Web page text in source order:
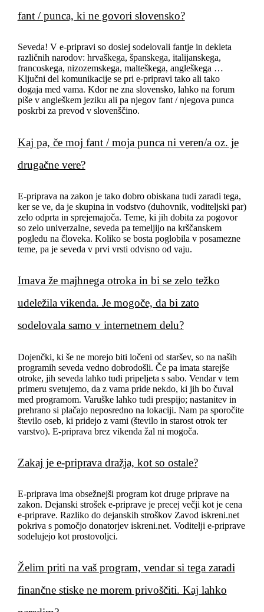
fant / punca, ki ne govori slovensko?
Seveda! V e-pripravi so doslej sodelovali fantje in dekleta
različnih narodov: hrvaškega, španskega, italijanskega,
francoskega, nizozemskega, malteškega, angleškega …
Ključni del komunikacije se pri e-pripravi tako ali tako
dogaja med vama. Kdor ne zna slovensko, lahko na forum
piše v angleškem jeziku ali pa njegov fant / njegova punca
poskrbi za prevod v slovenščino.
Kaj pa, če moj fant / moja punca ni veren/a oz. je
drugačne vere?
E-priprava na zakon je tako dobro obiskana tudi zaradi tega,
ker se ve, da je skupina in vodstvo (duhovnik, voditeljski par)
zelo odprta in sprejemajoča. Teme, ki jih dobita za pogovor
so zelo univerzalne, seveda pa temeljijo na krščanskem
pogledu na človeka. Koliko se bosta poglobila v posamezne
teme, pa je seveda v prvi vrsti odvisno od vaju.
Imava že majhnega otroka in bi se zelo težko
udeležila vikenda. Je mogoče, da bi zato
sodelovala samo v internetnem delu?
Dojenčki, ki še ne morejo biti ločeni od staršev, so na naših
programih seveda vedno dobrodošli. Če pa imata starejše
otroke, jih seveda lahko tudi pripeljeta s sabo. Vendar v tem
primeru svetujemo, da z vama pride nekdo, ki jih bo čuval
med programom. Varuške lahko tudi prespijo; nastanitev in
prehrano si plačajo neposredno na lokaciji. Nam pa sporočite
število oseb, ki pridejo z vami (število in starost otrok ter
varstvo). E-priprava brez vikenda žal ni mogoča.
Zakaj je e-priprava dražja, kot so ostale?
E-priprava ima obsežnejši program kot druge priprave na
zakon. Dejanski strošek e-priprave je precej večji kot je cena
e-priprave. Razliko do dejanskih stroškov Zavod iskreni.net
pokriva s pomočjo donatorjev iskreni.net. Voditelji e-priprave
sodelujejo kot prostovoljci.
Želim priti na vaš program, vendar si tega zaradi
finančne stiske ne morem privoščiti. Kaj lahko